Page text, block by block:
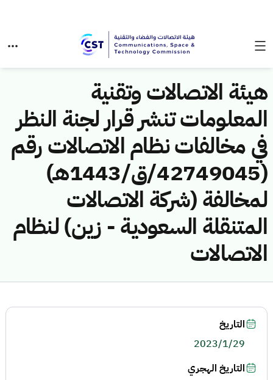
هيئة الاتصالات وتقنية
المعلومات تنشر قرار لجنة النظر
في مخالفات نظام الاتصالات رقم
(42749045/ق/1443هـ)
لمخالفة (شركة الاتصالات
المتنقلة السعودية - زين) لنظام
الاتصالات
التاريخ
2023/1/29
التاريخ الهجري